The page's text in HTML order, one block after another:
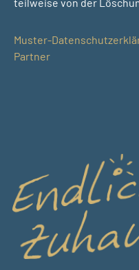
Muster-
Partner